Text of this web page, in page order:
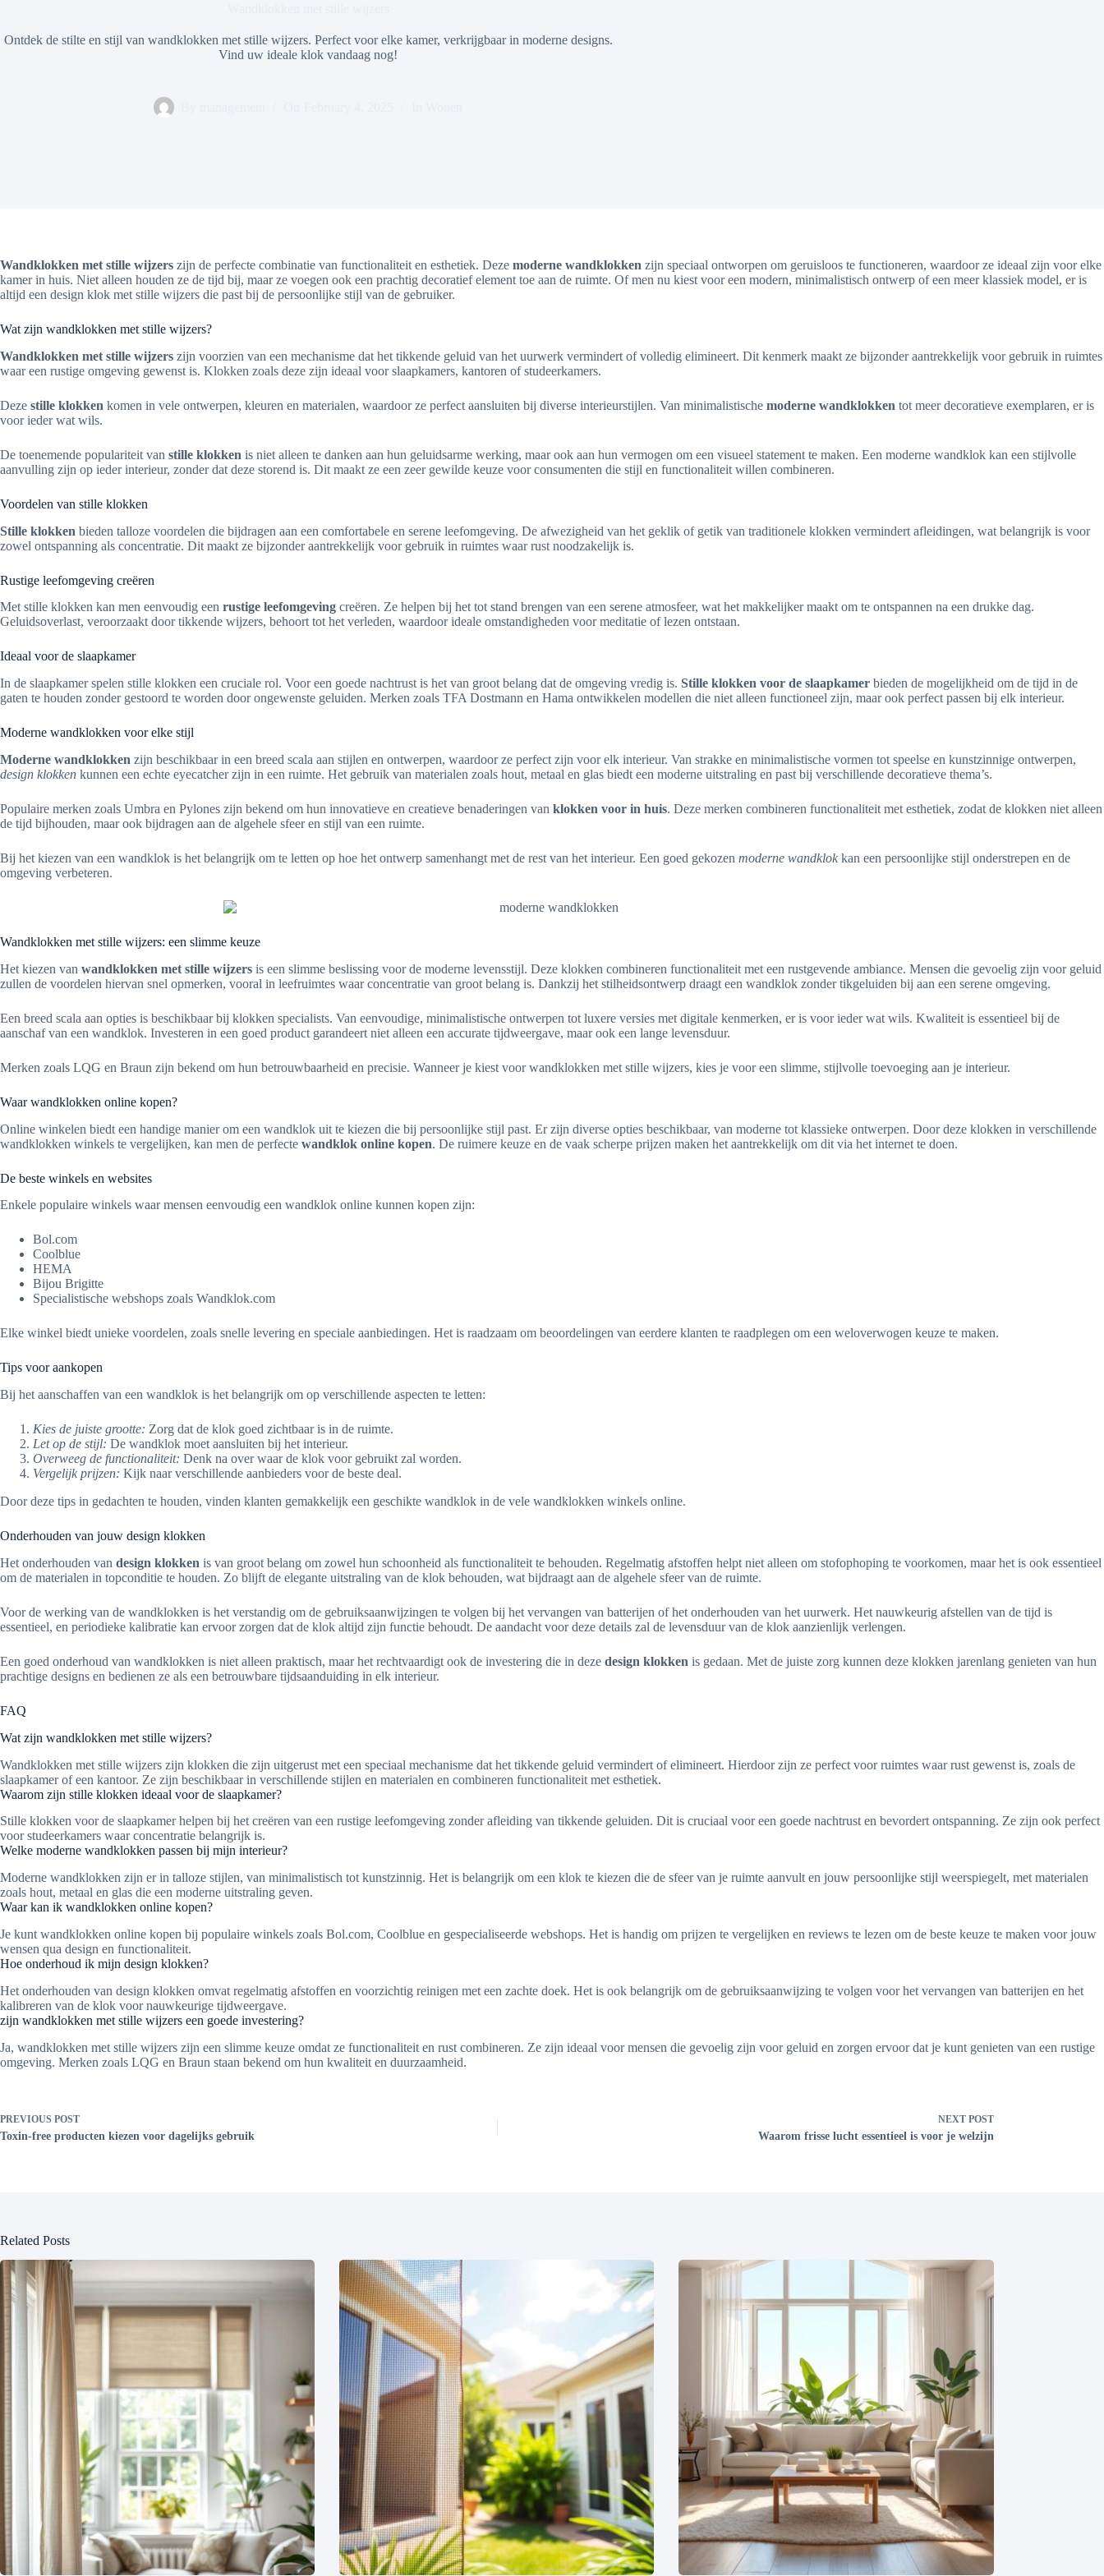
Ontdek de stilte en stijl van wandklokken met stille wijzers. Perfect voor elke kamer, verkrijgbaar in moderne designs.
Vind uw ideale klok vandaag nog!
Wandklokken met stille wijzers zijn de perfecte combinatie van functionaliteit en esthetiek. Deze moderne wandklokken zijn speciaal ontworpen om geruisloos te functioneren, waardoor ze ideaal zijn voor elke
kamer in huis. Niet alleen houden ze de tijd bij, maar ze voegen ook een prachtig decoratief element toe aan de ruimte. Of men nu kiest voor een modern, minimalistisch ontwerp of een meer klassiek model, er is
altijd een design klok met stille wijzers die past bij de persoonlijke stijl van de gebruiker.
Wat zijn wandklokken met stille wijzers?
Wandklokken met stille wijzers zijn voorzien van een mechanisme dat het tikkende geluid van het uurwerk vermindert of volledig elimineert. Dit kenmerk maakt ze bijzonder aantrekkelijk voor gebruik in ruimtes
waar een rustige omgeving gewenst is. Klokken zoals deze zijn ideaal voor slaapkamers, kantoren of studeerkamers.
Deze stille klokken komen in vele ontwerpen, kleuren en materialen, waardoor ze perfect aansluiten bij diverse interieurstijlen. Van minimalistische moderne wandklokken tot meer decoratieve exemplaren, er is
voor ieder wat wils.
De toenemende populariteit van stille klokken is niet alleen te danken aan hun geluidsarme werking, maar ook aan hun vermogen om een visueel statement te maken. Een moderne wandklok kan een stijlvolle
aanvulling zijn op ieder interieur, zonder dat deze storend is. Dit maakt ze een zeer gewilde keuze voor consumenten die stijl en functionaliteit willen combineren.
Voordelen van stille klokken
Stille klokken bieden talloze voordelen die bijdragen aan een comfortabele en serene leefomgeving. De afwezigheid van het geklik of getik van traditionele klokken vermindert afleidingen, wat belangrijk is voor
zowel ontspanning als concentratie. Dit maakt ze bijzonder aantrekkelijk voor gebruik in ruimtes waar rust noodzakelijk is.
Rustige leefomgeving creëren
Met stille klokken kan men eenvoudig een rustige leefomgeving creëren. Ze helpen bij het tot stand brengen van een serene atmosfeer, wat het makkelijker maakt om te ontspannen na een drukke dag.
Geluidsoverlast, veroorzaakt door tikkende wijzers, behoort tot het verleden, waardoor ideale omstandigheden voor meditatie of lezen ontstaan.
Ideaal voor de slaapkamer
In de slaapkamer spelen stille klokken een cruciale rol. Voor een goede nachtrust is het van groot belang dat de omgeving vredig is. Stille klokken voor de slaapkamer bieden de mogelijkheid om de tijd in de
gaten te houden zonder gestoord te worden door ongewenste geluiden. Merken zoals TFA Dostmann en Hama ontwikkelen modellen die niet alleen functioneel zijn, maar ook perfect passen bij elk interieur.
Moderne wandklokken voor elke stijl
Moderne wandklokken zijn beschikbaar in een breed scala aan stijlen en ontwerpen, waardoor ze perfect zijn voor elk interieur. Van strakke en minimalistische vormen tot speelse en kunstzinnige ontwerpen,
design klokken kunnen een echte eyecatcher zijn in een ruimte. Het gebruik van materialen zoals hout, metaal en glas biedt een moderne uitstraling en past bij verschillende decoratieve thema’s.
Populaire merken zoals Umbra en Pylones zijn bekend om hun innovatieve en creatieve benaderingen van klokken voor in huis. Deze merken combineren functionaliteit met esthetiek, zodat de klokken niet alleen
de tijd bijhouden, maar ook bijdragen aan de algehele sfeer en stijl van een ruimte.
Bij het kiezen van een wandklok is het belangrijk om te letten op hoe het ontwerp samenhangt met de rest van het interieur. Een goed gekozen moderne wandklok kan een persoonlijke stijl onderstrepen en de
omgeving verbeteren.
Wandklokken met stille wijzers: een slimme keuze
Het kiezen van wandklokken met stille wijzers is een slimme beslissing voor de moderne levensstijl. Deze klokken combineren functionaliteit met een rustgevende ambiance. Mensen die gevoelig zijn voor geluid
zullen de voordelen hiervan snel opmerken, vooral in leefruimtes waar concentratie van groot belang is. Dankzij het stilheidsontwerp draagt een wandklok zonder tikgeluiden bij aan een serene omgeving.
Een breed scala aan opties is beschikbaar bij klokken specialists. Van eenvoudige, minimalistische ontwerpen tot luxere versies met digitale kenmerken, er is voor ieder wat wils. Kwaliteit is essentieel bij de
aanschaf van een wandklok. Investeren in een goed product garandeert niet alleen een accurate tijdweergave, maar ook een lange levensduur.
Merken zoals LQG en Braun zijn bekend om hun betrouwbaarheid en precisie. Wanneer je kiest voor wandklokken met stille wijzers, kies je voor een slimme, stijlvolle toevoeging aan je interieur.
Waar wandklokken online kopen?
Online winkelen biedt een handige manier om een wandklok uit te kiezen die bij persoonlijke stijl past. Er zijn diverse opties beschikbaar, van moderne tot klassieke ontwerpen. Door deze klokken in verschillende
wandklokken winkels te vergelijken, kan men de perfecte wandklok online kopen. De ruimere keuze en de vaak scherpe prijzen maken het aantrekkelijk om dit via het internet te doen.
De beste winkels en websites
Enkele populaire winkels waar mensen eenvoudig een wandklok online kunnen kopen zijn:
Bol.com
Coolblue
HEMA
Bijou Brigitte
Specialistische webshops zoals Wandklok.com
Elke winkel biedt unieke voordelen, zoals snelle levering en speciale aanbiedingen. Het is raadzaam om beoordelingen van eerdere klanten te raadplegen om een weloverwogen keuze te maken.
Tips voor aankopen
Bij het aanschaffen van een wandklok is het belangrijk om op verschillende aspecten te letten:
Kies de juiste grootte: Zorg dat de klok goed zichtbaar is in de ruimte.
Let op de stijl: De wandklok moet aansluiten bij het interieur.
Overweeg de functionaliteit: Denk na over waar de klok voor gebruikt zal worden.
Vergelijk prijzen: Kijk naar verschillende aanbieders voor de beste deal.
Door deze tips in gedachten te houden, vinden klanten gemakkelijk een geschikte wandklok in de vele wandklokken winkels online.
Onderhouden van jouw design klokken
Het onderhouden van design klokken is van groot belang om zowel hun schoonheid als functionaliteit te behouden. Regelmatig afstoffen helpt niet alleen om stofophoping te voorkomen, maar het is ook essentieel
om de materialen in topconditie te houden. Zo blijft de elegante uitstraling van de klok behouden, wat bijdraagt aan de algehele sfeer van de ruimte.
Voor de werking van de wandklokken is het verstandig om de gebruiksaanwijzingen te volgen bij het vervangen van batterijen of het onderhouden van het uurwerk. Het nauwkeurig afstellen van de tijd is
essentieel, en periodieke kalibratie kan ervoor zorgen dat de klok altijd zijn functie behoudt. De aandacht voor deze details zal de levensduur van de klok aanzienlijk verlengen.
Een goed onderhoud van wandklokken is niet alleen praktisch, maar het rechtvaardigt ook de investering die in deze design klokken is gedaan. Met de juiste zorg kunnen deze klokken jarenlang genieten van hun
prachtige designs en bedienen ze als een betrouwbare tijdsaanduiding in elk interieur.
FAQ
Wat zijn wandklokken met stille wijzers?
Wandklokken met stille wijzers zijn klokken die zijn uitgerust met een speciaal mechanisme dat het tikkende geluid vermindert of elimineert. Hierdoor zijn ze perfect voor ruimtes waar rust gewenst is, zoals de
slaapkamer of een kantoor. Ze zijn beschikbaar in verschillende stijlen en materialen en combineren functionaliteit met esthetiek.
Waarom zijn stille klokken ideaal voor de slaapkamer?
Stille klokken voor de slaapkamer helpen bij het creëren van een rustige leefomgeving zonder afleiding van tikkende geluiden. Dit is cruciaal voor een goede nachtrust en bevordert ontspanning. Ze zijn ook perfect
voor studeerkamers waar concentratie belangrijk is.
Welke moderne wandklokken passen bij mijn interieur?
Moderne wandklokken zijn er in talloze stijlen, van minimalistisch tot kunstzinnig. Het is belangrijk om een klok te kiezen die de sfeer van je ruimte aanvult en jouw persoonlijke stijl weerspiegelt, met materialen
zoals hout, metaal en glas die een moderne uitstraling geven.
Waar kan ik wandklokken online kopen?
Je kunt wandklokken online kopen bij populaire winkels zoals Bol.com, Coolblue en gespecialiseerde webshops. Het is handig om prijzen te vergelijken en reviews te lezen om de beste keuze te maken voor jouw
wensen qua design en functionaliteit.
Hoe onderhoud ik mijn design klokken?
Het onderhouden van design klokken omvat regelmatig afstoffen en voorzichtig reinigen met een zachte doek. Het is ook belangrijk om de gebruiksaanwijzing te volgen voor het vervangen van batterijen en het
kalibreren van de klok voor nauwkeurige tijdweergave.
zijn wandklokken met stille wijzers een goede investering?
Ja, wandklokken met stille wijzers zijn een slimme keuze omdat ze functionaliteit en rust combineren. Ze zijn ideaal voor mensen die gevoelig zijn voor geluid en zorgen ervoor dat je kunt genieten van een rustige
omgeving. Merken zoals LQG en Braun staan bekend om hun kwaliteit en duurzaamheid.
PREVIOUS POST
Toxin-free producten kiezen voor dagelijks gebruik
NEXT POST
Waarom frisse lucht essentieel is voor je welzijn
Related Posts